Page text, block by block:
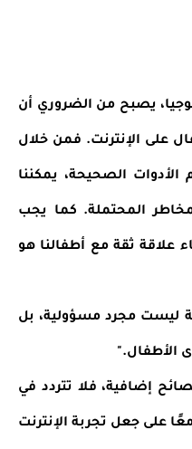
يصبح من الضروري أن
على الإنترنت. فمن خلال
الصحيحة، يمكننا
المحتملة. كما يجب
علاقة ثقة مع أطفالنا هو
ليست مجرد مسؤولية، بل
الأطفال."
إضافية، فلا تتردد في
على جعل تجربة الإنترنت